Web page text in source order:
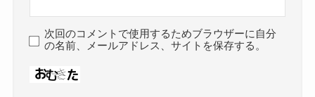
次回のコメントで使用するためブラウザーに自分
の名前、メールアドレス、サイトを保存する。